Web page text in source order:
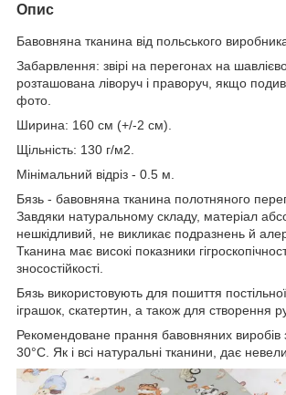
Опис
Бавовняна тканина від польського
Забарвлення: звірі на перегонах на
розташована ліворуч і праворуч, якщо
фото.
Ширина: 160 см (+/-2 см).
Щільність: 130 г/м2.
Мінімальний відріз - 0.5 м.
Бязь - бавовняна тканина полотняного
Завдяки натуральному складу, матеріал
нешкідливий, не викликає подразнень й
Тканина має високі показники
зносостійкості.
Бязь використовують для пошиття
іграшок, скатертин, а також для створення
Рекомендоване прання бавовняних виробів
30°С. Як і всі натуральні тканини, дає